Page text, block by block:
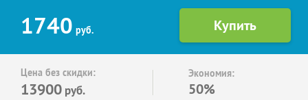
1740 руб.
Цена без скидки:
13900 руб.
Экономия:
50%